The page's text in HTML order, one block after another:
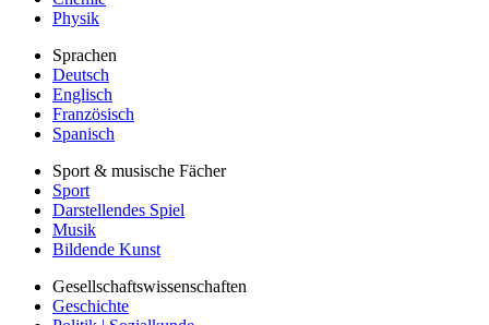
Physik
Sprachen
Deutsch
Englisch
Französisch
Spanisch
Sport & musische Fächer
Sport
Darstellendes Spiel
Musik
Bildende Kunst
Gesellschaftswissenschaften
Geschichte